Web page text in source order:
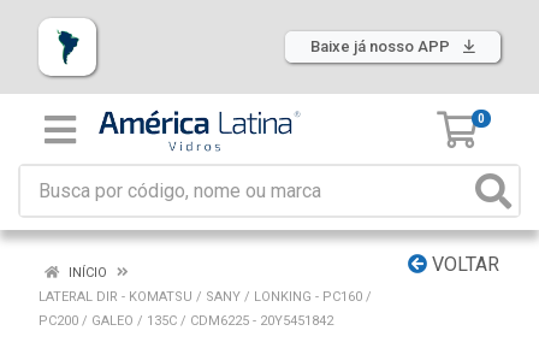
Baixe já nosso APP
0
VOLTAR
INÍCIO
LATERAL DIR - KOMATSU / SANY / LONKING - PC160 /
PC200 / GALEO / 135C / CDM6225 - 20Y5451842